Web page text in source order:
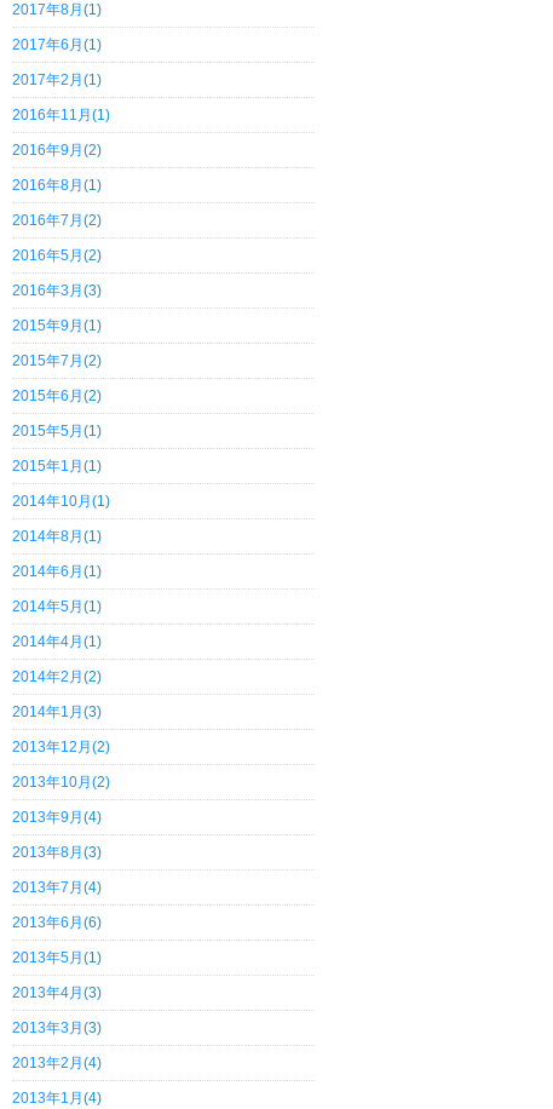
2017年8月 (1)
2017年6月 (1)
2017年2月 (1)
2016年11月 (1)
2016年9月 (2)
2016年8月 (1)
2016年7月 (2)
2016年5月 (2)
2016年3月 (3)
2015年9月 (1)
2015年7月 (2)
2015年6月 (2)
2015年5月 (1)
2015年1月 (1)
2014年10月 (1)
2014年8月 (1)
2014年6月 (1)
2014年5月 (1)
2014年4月 (1)
2014年2月 (2)
2014年1月 (3)
2013年12月 (2)
2013年10月 (2)
2013年9月 (4)
2013年8月 (3)
2013年7月 (4)
2013年6月 (6)
2013年5月 (1)
2013年4月 (3)
2013年3月 (3)
2013年2月 (4)
2013年1月 (4)